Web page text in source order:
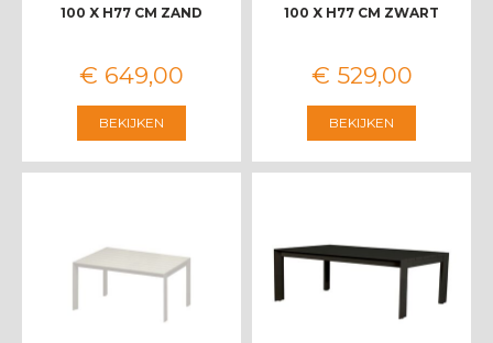
100 X H77 CM ZAND
€ 649,00
BEKIJKEN
100 X H77 CM ZWART
€ 529,00
BEKIJKEN